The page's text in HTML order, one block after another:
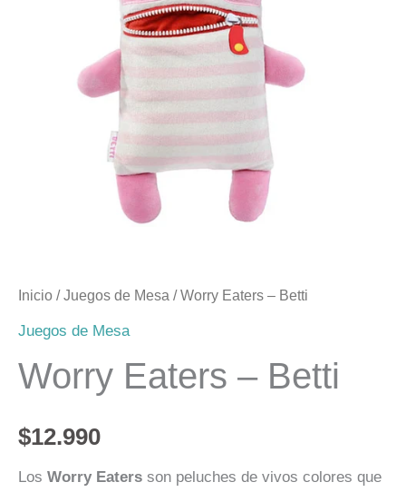
Inicio /Juegos de Mesa / Worry Eaters – Betti
Juegos de Mesa
Worry Eaters – Betti
$12.990
Los Worry Eaters son peluches de vivos colores que